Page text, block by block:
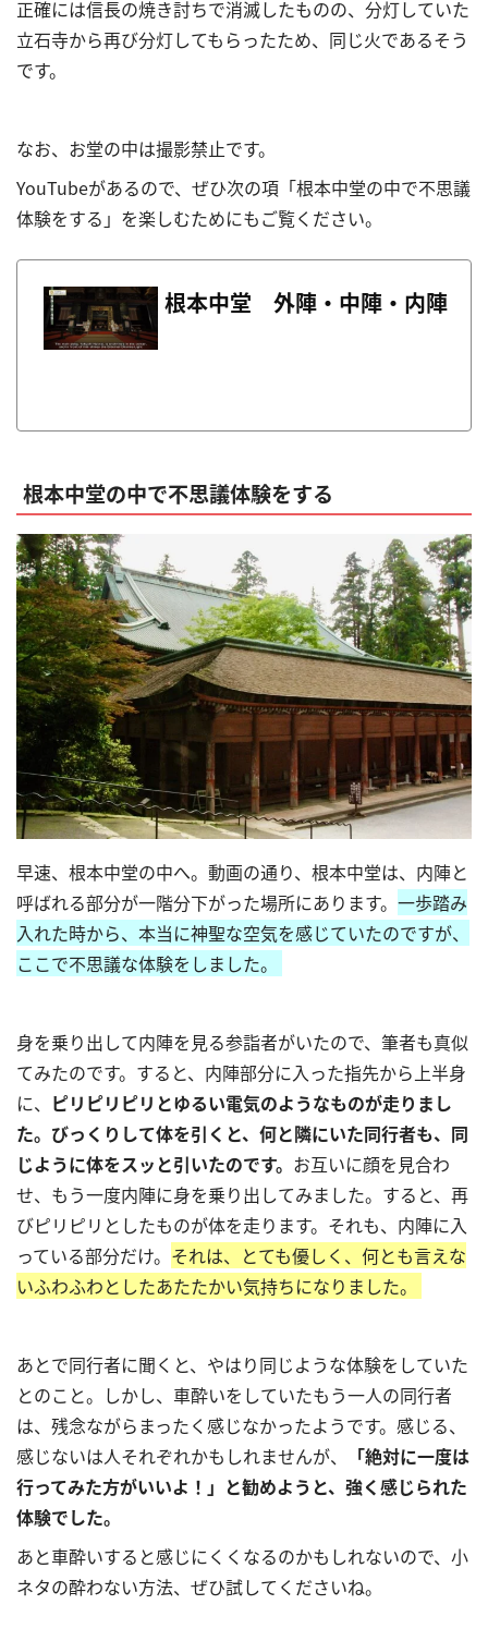
正確には信長の焼き討ちで消滅したものの、分灯していた
立石寺から再び分灯してもらったため、同じ火であるそう
です。
なお、お堂の中は撮影禁止です。
YouTubeがあるので、ぜひ次の項「根本中堂の中で不思議
体験をする 」を楽しむためにもご覧ください。
根本中堂 外陣・中陣・内陣
根本中堂の中で不思議体験をする
早速、根本中堂の中へ。動画の通り、根本中堂は、内陣と
呼ばれる部分が一階分下がった場所にあります。 一歩踏み
入れた時から、本当に神聖な空気を感じていたのですが、
ここで不思議な体験をしました。
身を乗り出して内陣を見る参詣者がいたので、筆者も真似
てみたのです。すると、内陣部分に入った指先から上半身
に、 ピリピリピリとゆるい電気のようなものが走りまし
た。びっくりして体を引くと、何と隣にいた同行者も、同
じように体をスッと引いたのです。 お互いに顔を見合わ
せ、もう一度内陣に身を乗り出してみました。すると、再
びピリピリとしたものが体を走ります。それも、内陣に入
っている部分だけ。 それは、とても優しく、何とも言えな
いふわふわとしたあたたかい気持ちになりました。
あとで同行者に聞くと、やはり同じような体験をしていた
とのこと。しかし、車酔いをしていたもう一人の同行者
は、残念ながらまったく感じなかったようです。感じる、
感じないは人それぞれかもしれませんが、
「絶対に一度は
行ってみた方がいいよ！」と勧めようと、強く感じられた
体験でした。
あと車酔いすると感じにくくなるのかもしれないので、小
ネタの酔わない方法、ぜひ試してくださいね。